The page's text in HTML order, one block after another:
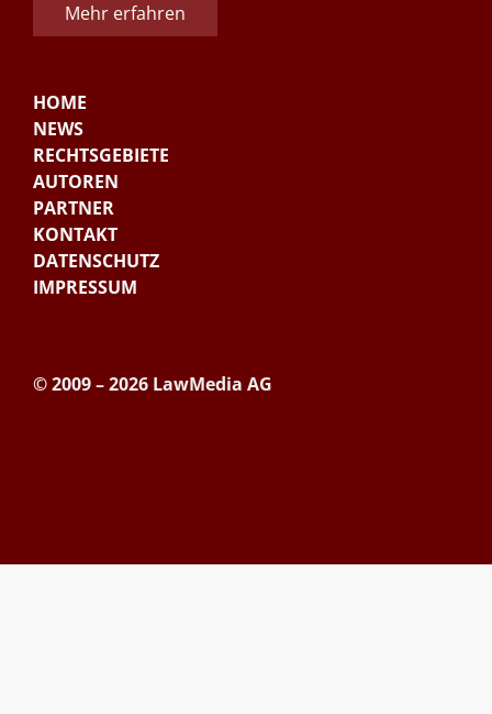
Mehr erfahren
HOME
NEWS
RECHTSGEBIETE
AUTOREN
PARTNER
KONTAKT
DATENSCHUTZ
IMPRESSUM
© 2009 – 2026 LawMedia AG